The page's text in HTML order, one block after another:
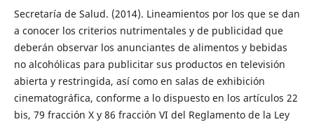
Secretaría de Salud. (2014). Lineamientos por los que se dan
a conocer los criterios nutrimentales y de publicidad que
deberán observar los anunciantes de alimentos y bebidas
no alcohólicas para publicitar sus productos en televisión
abierta y restringida, así como en salas de exhibición
cinematográfica, conforme a lo dispuesto en los artículos 22
bis, 79 fracción X y 86 fracción VI del Reglamento de la Ley